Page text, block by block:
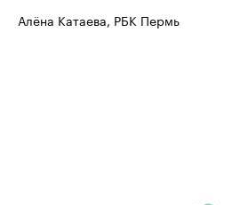
Алёна Катаева, РБК Пермь